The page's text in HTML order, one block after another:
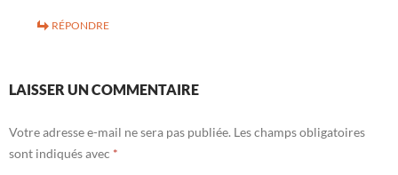
RÉPONDRE
LAISSER UN COMMENTAIRE
Votre adresse e-mail ne sera pas publiée. Les champs obligatoires
sont indiqués avec *